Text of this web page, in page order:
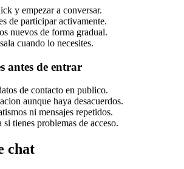
y empezar a conversar.
de participar activamente.
nuevos de forma gradual.
cuando lo necesites.
antes de entrar
de contacto en publico.
aunque haya desacuerdos.
ni mensajes repetidos.
tienes problemas de acceso.
chat